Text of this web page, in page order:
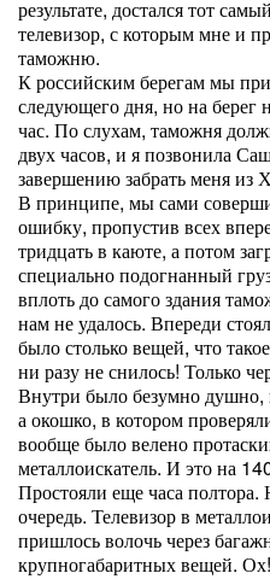
результате, достался тот
телевизор, с которым мне и
таможню.
К российским берегам мы
следующего дня, но на берег
час. По слухам, таможня
двух часов, и я позвонила
завершению забрать меня из
В принципе, мы сами
ошибку, пропустив всех
тридцать в каюте, а потом
специально подогнанный
вплоть до самого здания
нам не удалось. Впереди
было столько вещей, что
ни разу не снилось! Только
Внутри было безумно душно,
а окошко, в котором
вообще было велено
металлоискатель. И это на
Простояли еще часа
очередь. Телевизор в
пришлось волочь через
крупногабаритных вещей. Ох!